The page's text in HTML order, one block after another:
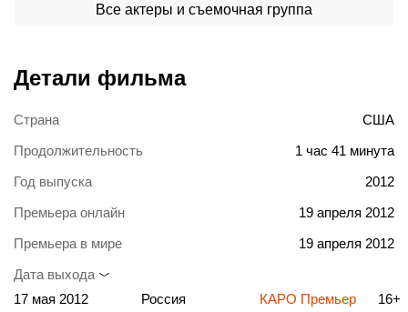
Все актеры и съемочная группа
Детали фильма
Страна
США
Продолжительность
1 час 41 минута
Год выпуска
2012
Премьера онлайн
19 апреля 2012
Премьера в мире
19 апреля 2012
Дата выхода
17 мая 2012
Россия КАРО Премьер
16+